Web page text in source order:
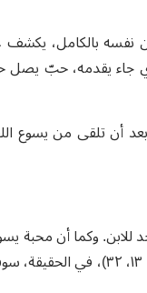
نفسه بالكامل،
يقدمه، حبّ يصل
أن تلقى من يسوع
للابن. وكما أن محبة
فإن محبة الآب لا تترك يسوع يضيع في